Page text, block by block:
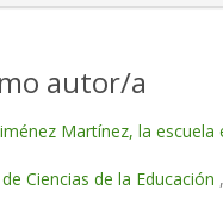
autor/a
Martínez, la
Ciencias de la Educación ,